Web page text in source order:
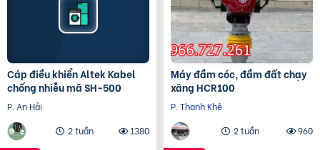
Cáp điều khiển Altek Kabel
chống nhiễu mã SH-500
P. An Hải
2 tuần
1380
Máy đầm cóc, đầm đất chạy
xăng HCR100
P. Thanh Khê
2 tuần
960